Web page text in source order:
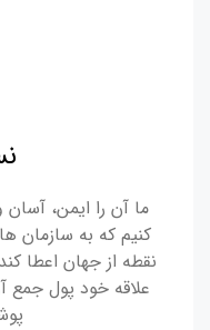
ما آن را ایمن،
کنیم که به سازمان
نقطه از جهان اعطا
علاقه خود پول جمع